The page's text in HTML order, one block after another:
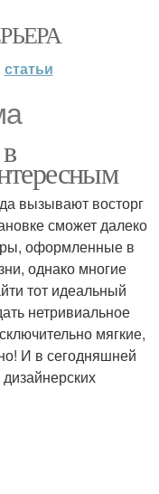
статьи
вызывают восторг
сможет далеко
оформленные в
однако многие
тот идеальный
нетривиальное
мягкие,
И в сегодняшней